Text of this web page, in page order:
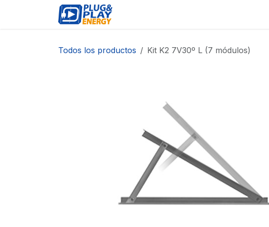
Todos los productos Kit K2 7V30º L (7 módulos)